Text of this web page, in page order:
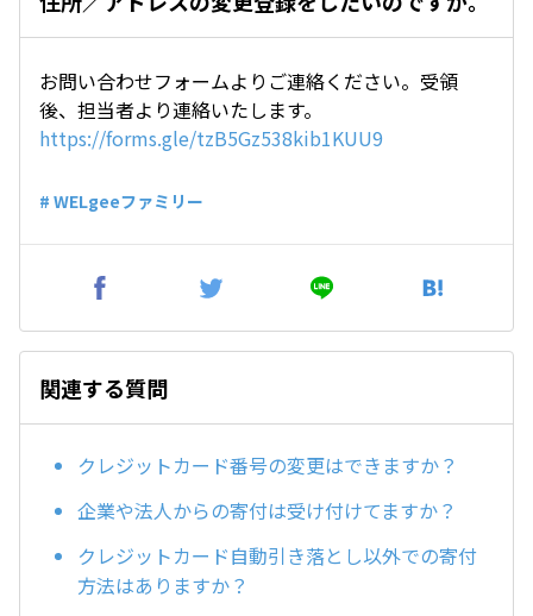
お問い合わせフォームよりご連絡ください。受領
後、担当者より連絡いたします。
https://forms.gle/tzB5Gz538kib1KUU9
# WELgeeファミリー
関連する質問
クレジットカード番号の変更はできますか？
企業や法人からの寄付は受け付けてますか？
クレジットカード自動引き落とし以外での寄付
方法はありますか？